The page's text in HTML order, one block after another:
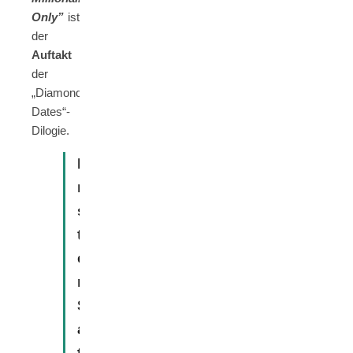
Only” ist
der
Auftakt
der
„Diamond
Dates“-
Dilogie.
E
r
s
t
e
r
S
a